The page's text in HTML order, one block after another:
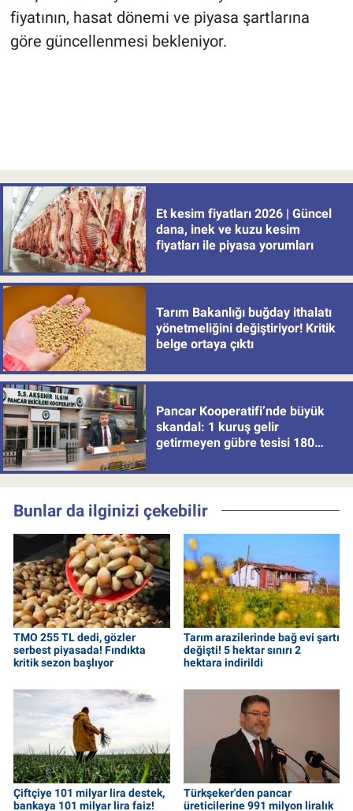
fiyatının, hasat dönemi ve piyasa şartlarına
göre güncellenmesi bekleniyor.
Et kesim fiyatları 2026 | Güncel
dana, inek ve kuzu kesim
fiyatları ile piyasa yorumları
Tarım Bakanlığı buğday ithalatı
yönetmeliğini değiştiriyor! Kritik
belge ortaya çıktı
Pancar Kooperatifi’nde büyük
skandal: 1 kuruş gelir
getirmeyen gübre tesisi 180
Bunlar da ilginizi çekebilir
TMO 255 TL dedi, gözler
serbest piyasada! Fındıkta
kritik sezon başlıyor
Tarım arazilerinde bağ evi şartı
değişti! 5 hektar sınırı 2
hektara indirildi
Çiftçiye 101 milyar lira destek,
bankaya 101 milyar lira faiz!
Türkşeker'den pancar
üreticilerine 991 milyon liralık